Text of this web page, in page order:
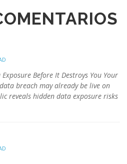
Before It Destroys You Your
breach may already be live on
reveals hidden data exposure risks